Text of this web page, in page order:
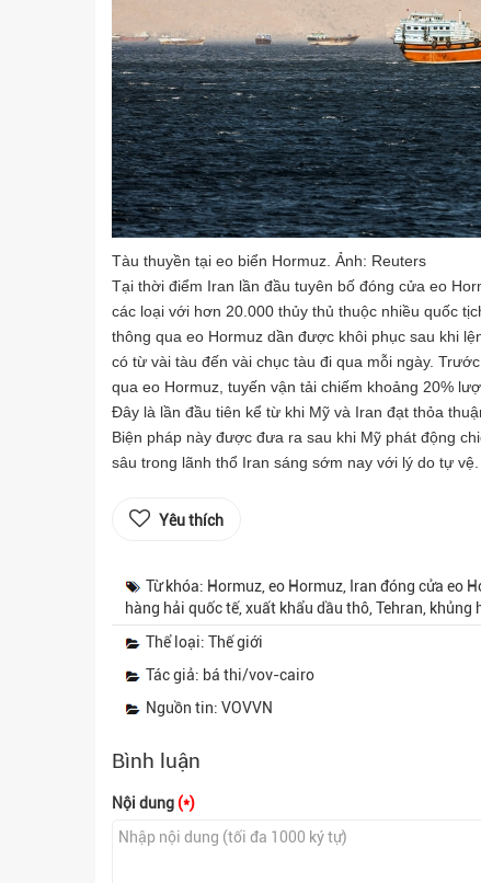
Tàu thuyền tại eo biển Hormuz. Ảnh: Reuters
Tại thời điểm Iran lần đầu tuyên bố đóng cửa eo
các loại với hơn 20.000 thủy thủ thuộc nhiều quốc
thông qua eo Hormuz dần được khôi phục sau khi
có từ vài tàu đến vài chục tàu đi qua mỗi ngày.
qua eo Hormuz, tuyến vận tải chiếm khoảng 20%
Đây là lần đầu tiên kể từ khi Mỹ và Iran đạt thỏa
Biện pháp này được đưa ra sau khi Mỹ phát động
sâu trong lãnh thổ Iran sáng sớm nay với lý do tự vệ.
Yêu thích
Từ khóa: Hormuz, eo Hormuz, Iran đóng cửa eo
hàng hải quốc tế, xuất khẩu dầu thô, Tehran,
Thể loại: Thế giới
Tác giả: bá thi/vov-cairo
Nguồn tin: VOVVN
Bình luận
Nội dung (*)